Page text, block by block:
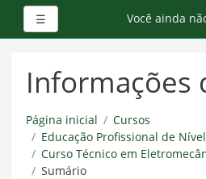
principal
☰ Você ainda
Informações
Página inicial
Cursos
Educação Profissional de
Curso Técnico em
Sumário